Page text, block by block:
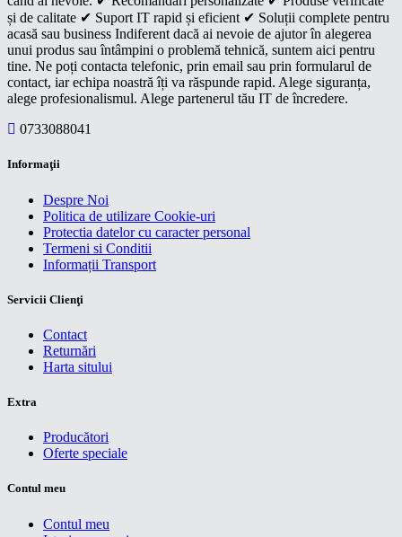
și de calitate ✔ Suport IT rapid și eficient ✔ Soluții complete pentru
acasă sau business Indiferent dacă ai nevoie de ajutor în alegerea
unui produs sau întâmpini o problemă tehnică, suntem aici pentru
tine. Ne poți contacta telefonic, prin email sau prin formularul de
contact, iar echipa noastră îți va răspunde rapid. Alege siguranța,
alege profesionalismul. Alege partenerul tău IT de încredere.
0733088041
Informaţii
Despre Noi
Politica de utilizare Cookie-uri
Protectia datelor cu caracter personal
Termeni si Conditii
Informații Transport
Servicii Clienţi
Contact
Returnări
Harta sitului
Extra
Producători
Oferte speciale
Contul meu
Contul meu